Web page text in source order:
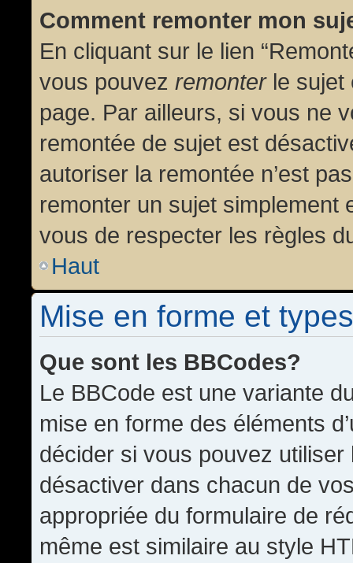
Comment remonter mon
En cliquant sur le lien
vous pouvez remonterle sujet
page. Par ailleurs, si vous ne
remontée de sujet est
autoriser la remontée n’est
remonter un sujet simplement
vous de respecter les règles
Haut
Mise en forme et
Que sont les BBCodes?
Le BBCode est une variante
mise en forme des éléments
décider si vous pouvez
désactiver dans chacun de
appropriée du formulaire de
même est similaire au style